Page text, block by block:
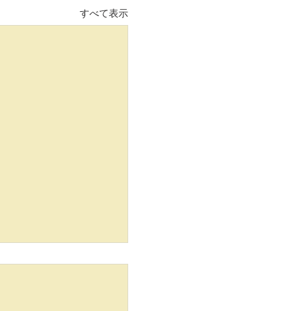
すべて表示